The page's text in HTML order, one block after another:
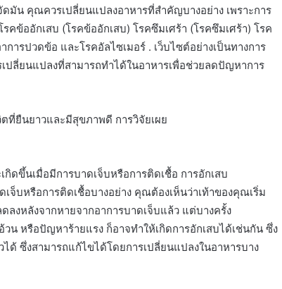
น คุณควรเปลี่ยนแปลงอาหารที่สำคัญบางอย่าง เพราะการ
คข้ออักเสบ (โรคข้ออักเสบ) โรคซึมเศร้า (โรคซึมเศร้า) โรค
รปวดข้อ และโรคอัลไซเมอร์ . เว็บไซต์อย่างเป็นทางการ
ปลี่ยนแปลงที่สามารถทำได้ในอาหารเพื่อช่วยลดปัญหาการ
ที่ยืนยาวและมีสุขภาพดี การวิจัยเผย
ดขึ้นเมื่อมีการบาดเจ็บหรือการติดเชื้อ การอักเสบ
บหรือการติดเชื้อบางอย่าง คุณต้องเห็นว่าเท้าของคุณเริ่ม
ลงหลังจากหายจากอาการบาดเจ็บแล้ว แต่บางครั้ง
หรือปัญหาร้ายแรง ก็อาจทำให้เกิดการอักเสบได้เช่นกัน ซึ่ง
ด้ ซึ่งสามารถแก้ไขได้โดยการเปลี่ยนแปลงในอาหารบาง